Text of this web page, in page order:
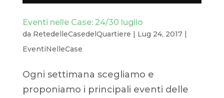
Eventi nelle Case: 24/30 luglio
da RetedelleCasedelQuartiere | Lug 24, 2017|
EventiNelleCase
Ogni settimana scegliamo e
proponiamo i principali eventi delle